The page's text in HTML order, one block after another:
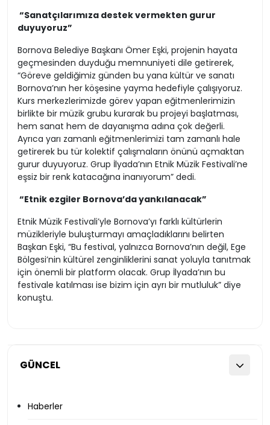
GÜNCEL
Haberler
“Sanatçılarımıza destek vermekten gurur
duyuyoruz”
Bornova Belediye Başkanı Ömer Eşki, projenin hayata
geçmesinden duyduğu memnuniyeti dile getirerek,
“Göreve geldiğimiz günden bu yana kültür ve sanatı
Bornova’nın her köşesine yayma hedefiyle çalışıyoruz.
Kurs merkezlerimizde görev yapan eğitmenlerimizin
birlikte bir müzik grubu kurarak bu projeyi başlatması,
hem sanat hem de dayanışma adına çok değerli.
Ayrıca yarı zamanlı eğitmenlerimizi tam zamanlı hale
getirerek bu tür kolektif çalışmaların önünü açmaktan
gurur duyuyoruz. Grup İlyada’nın Etnik Müzik Festivali’ne
eşsiz bir renk katacağına inanıyorum” dedi.
“Etnik ezgiler Bornova’da yankılanacak”
Etnik Müzik Festivali’yle Bornova’yı farklı kültürlerin
müzikleriyle buluşturmayı amaçladıklarını belirten
Başkan Eşki, “Bu festival, yalnızca Bornova’nın değil, Ege
Bölgesi’nin kültürel zenginliklerini sanat yoluyla tanıtmak
için önemli bir platform olacak. Grup İlyada’nın bu
festivale katılması ise bizim için ayrı bir mutluluk” diye
konuştu.